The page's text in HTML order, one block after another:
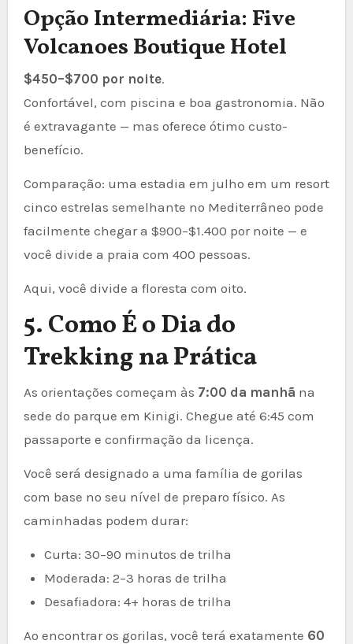
Opção Intermediária: Five
Volcanoes Boutique Hotel
$450–$700 por noite.
Confortável, com piscina e boa gastronomia. Não
é extravagante — mas oferece ótimo custo-
benefício.
Comparação: uma estadia em julho em um resort
cinco estrelas semelhante no Mediterrâneo pode
facilmente chegar a $900–$1.400 por noite — e
você divide a praia com 400 pessoas.
Aqui, você divide a floresta com oito.
5. Como É o Dia do
Trekking na Prática
As orientações começam às 7:00 da manhã na
sede do parque em Kinigi. Chegue até 6:45 com
passaporte e confirmação da licença.
Você será designado a uma família de gorilas
com base no seu nível de preparo físico. As
caminhadas podem durar:
Curta: 30–90 minutos de trilha
Moderada: 2–3 horas de trilha
Desafiadora: 4+ horas de trilha
Ao encontrar os gorilas, você terá exatamente 60